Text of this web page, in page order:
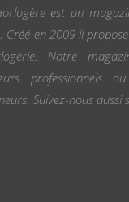
est un
Créé en 2009 il
Notre
professionnels
Suivez-nous aussi